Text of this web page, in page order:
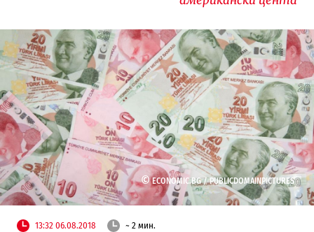
©ECONOMIC.BG /PUBLICDOMAINPICTURES
13:32 06.08.2018 ~ 2 мин.